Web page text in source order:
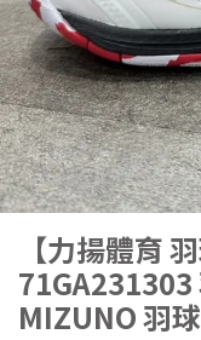
【力揚體育
71GA231303
MIZUNO 羽